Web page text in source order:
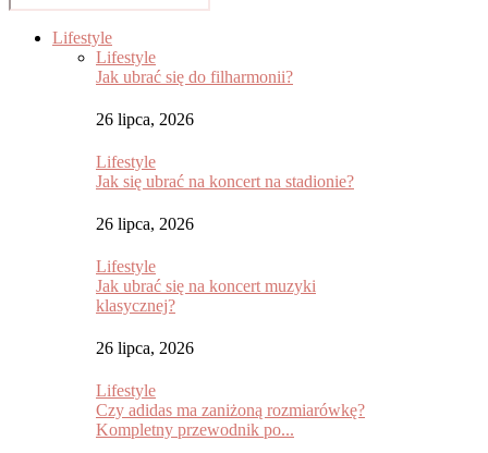
Lifestyle
Lifestyle
Jak ubrać się do filharmonii?
26 lipca, 2026
Lifestyle
Jak się ubrać na koncert na stadionie?
26 lipca, 2026
Lifestyle
Jak ubrać się na koncert muzyki
klasycznej?
26 lipca, 2026
Lifestyle
Czy adidas ma zaniżoną rozmiarówkę?
Kompletny przewodnik po...